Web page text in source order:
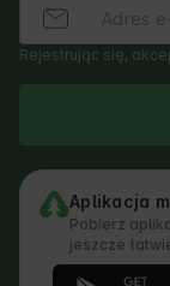
Rejestrując się,
Aplikacja
Pobierz
jeszcze